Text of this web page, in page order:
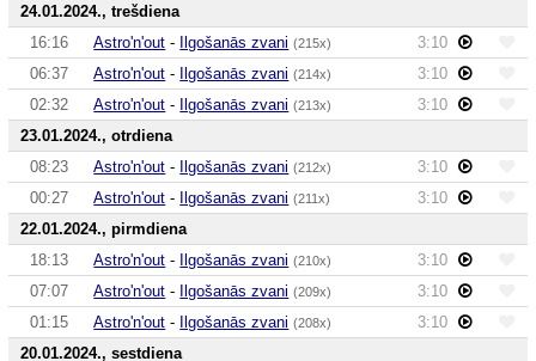
24.01.2024., trešdiena
16:16
Astro'n'out - Ilgošanās zvani (215x)
3:10
06:37
Astro'n'out - Ilgošanās zvani (214x)
3:10
02:32
Astro'n'out - Ilgošanās zvani (213x)
3:10
23.01.2024., otrdiena
08:23
Astro'n'out - Ilgošanās zvani (212x)
3:10
00:27
Astro'n'out - Ilgošanās zvani (211x)
3:10
22.01.2024., pirmdiena
18:13
Astro'n'out - Ilgošanās zvani (210x)
3:10
07:07
Astro'n'out - Ilgošanās zvani (209x)
3:10
01:15
Astro'n'out - Ilgošanās zvani (208x)
3:10
20.01.2024., sestdiena